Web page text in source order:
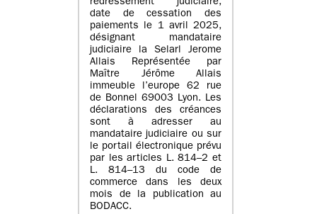
redressement judiciaire,
date de cessation des
paiements le 1 avril 2025,
désignant mandataire
judiciaire la Selarl Jerome
Allais Représentée par
Maître Jérôme Allais
immeuble l’europe 62 rue
de Bonnel 69003 Lyon. Les
déclarations des créances
sont à adresser au
mandataire judiciaire ou sur
le portail électronique prévu
par les articles L. 814–2 et
L. 814–13 du code de
commerce dans les deux
mois de la publication au
BODACC.